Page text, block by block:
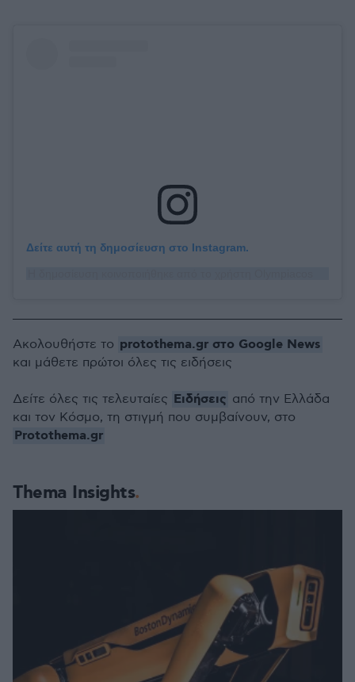
Δείτε αυτή τη δημοσίευση στο Instagram.
Thema Insights
Ακολουθήστε το protothema.gr στο Google News
και μάθετε πρώτοι όλες τις ειδήσεις
Δείτε όλες τις τελευταίες Ειδήσεις από την Ελλάδα
και τον Κόσμο, τη στιγμή που συμβαίνουν, στο
Protothema.gr